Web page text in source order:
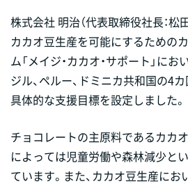
株式会社 明治（代表取締役社長：松
カカオ豆生産を可能にするための
ム「メイジ・カカオ・サポート」にお
ジル、ペルー、ドミニカ共和国の4
具体的な支援目標を設定しました。
チョコレートの主原料であるカカ
によっては児童労働や森林減少と
ています。また、カカオ豆生産にお